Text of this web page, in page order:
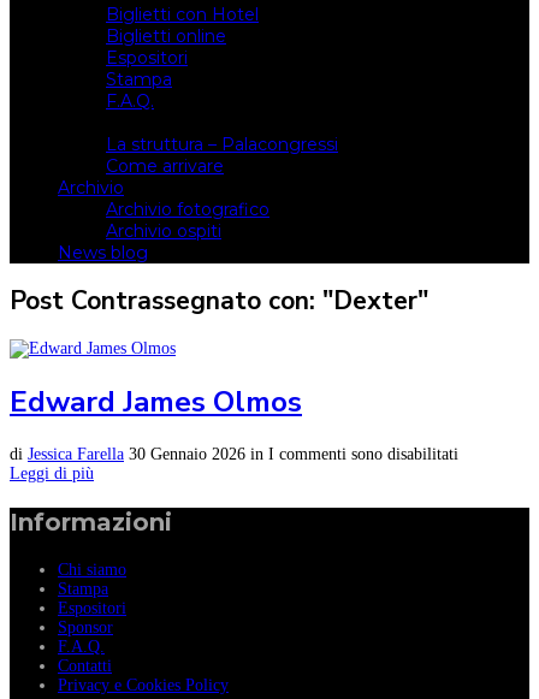
Biglietti con Hotel
Biglietti online
Espositori
Stampa
F.A.Q.
La struttura – Palacongressi
Come arrivare
Archivio
Archivio fotografico
Archivio ospiti
News blog
Post Contrassegnato con: "Dexter"
Edward James Olmos
di Jessica Farella 30 Gennaio 2026 in I commenti sono disabilitati
Leggi di più
Informazioni
Chi siamo
Stampa
Espositori
Sponsor
F.A.Q.
Contatti
Privacy e Cookies Policy